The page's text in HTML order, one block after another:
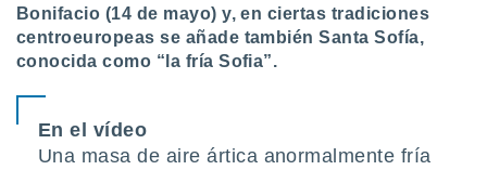
de que
sean
para
Bonifacio (14 de mayo) y, en ciertas tradiciones
centroeuropeas se añade también Santa Sofía,
conocida como “la fría Sofia”.
En el vídeo
Una masa de aire ártica anormalmente fría